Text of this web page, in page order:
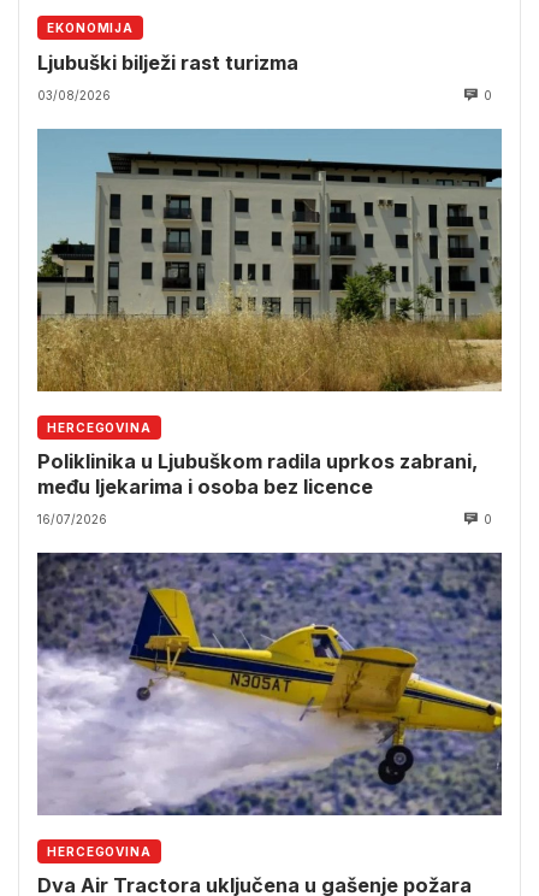
EKONOMIJA
Ljubuški bilježi rast turizma
03/08/2026 0
HERCEGOVINA
Poliklinika u Ljubuškom radila uprkos zabrani,
među ljekarima i osoba bez licence
16/07/2026 0
HERCEGOVINA
Dva Air Tractora uključena u gašenje požara